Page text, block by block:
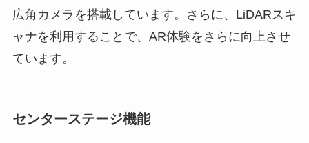
広角カメラを搭載しています。さらに、LiDARスキ
ャナを利用することで、AR体験をさらに向上させ
ています。
センターステージ機能